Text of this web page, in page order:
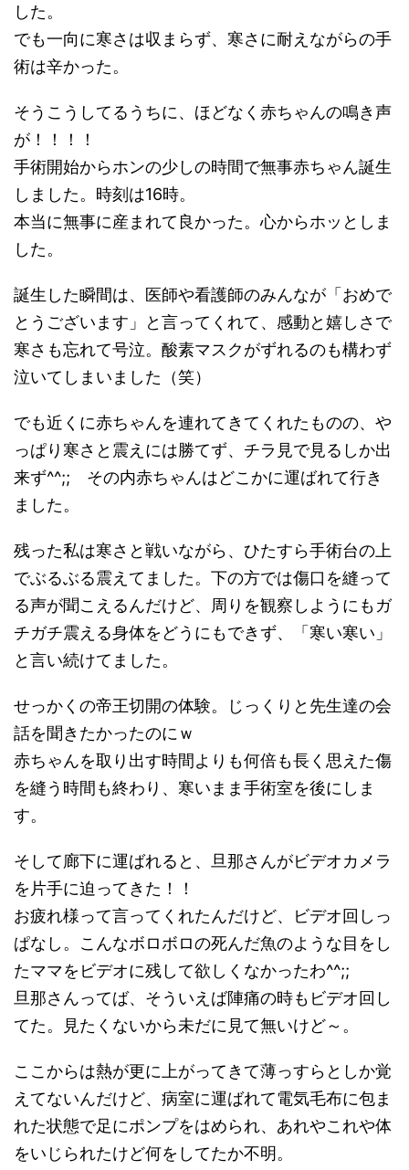
した。
でも一向に寒さは収まらず、寒さに耐えながらの手
術は辛かった。
そうこうしてるうちに、ほどなく赤ちゃんの鳴き声
が！！！！
手術開始からホンの少しの時間で無事赤ちゃん誕生
しました。時刻は16時。
本当に無事に産まれて良かった。心からホッとしま
した。
誕生した瞬間は、医師や看護師のみんなが「おめで
とうございます」と言ってくれて、感動と嬉しさで
寒さも忘れて号泣。酸素マスクがずれるのも構わず
泣いてしまいました（笑）
でも近くに赤ちゃんを連れてきてくれたものの、や
っぱり寒さと震えには勝てず、チラ見で見るしか出
来ず^^;; その内赤ちゃんはどこかに運ばれて行き
ました。
残った私は寒さと戦いながら、ひたすら手術台の上
でぶるぶる震えてました。下の方では傷口を縫って
る声が聞こえるんだけど、周りを観察しようにもガ
チガチ震える身体をどうにもできず、「寒い寒い」
と言い続けてました。
せっかくの帝王切開の体験。じっくりと先生達の会
話を聞きたかったのにｗ
赤ちゃんを取り出す時間よりも何倍も長く思えた傷
を縫う時間も終わり、寒いまま手術室を後にしま
す。
そして廊下に運ばれると、旦那さんがビデオカメラ
を片手に迫ってきた！！
お疲れ様って言ってくれたんだけど、ビデオ回しっ
ぱなし。こんなボロボロの死んだ魚のような目をし
たママをビデオに残して欲しくなかったわ^^;;
旦那さんってば、そういえば陣痛の時もビデオ回し
てた。見たくないから未だに見て無いけど～。
ここからは熱が更に上がってきて薄っすらとしか覚
えてないんだけど、病室に運ばれて電気毛布に包ま
れた状態で足にポンプをはめられ、あれやこれや体
をいじられたけど何をしてたか不明。